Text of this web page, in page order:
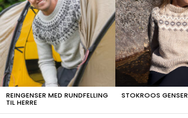
REINGENSER MED RUNDFELLING
TIL HERRE
STOKROOS GENSER